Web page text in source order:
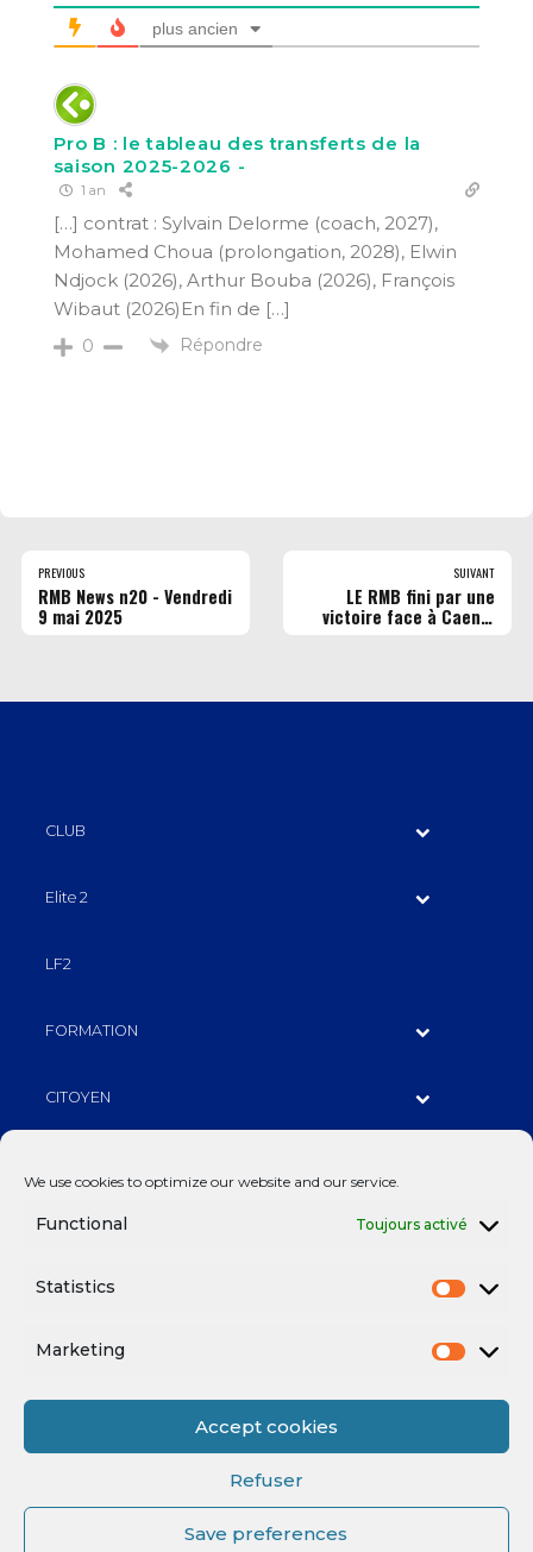
We use cookies to optimize our website and our service.
Functional Toujours activé
Statistics
Marketing
Accept cookies
Refuser
Save preferences
plus ancien
Pro B : le tableau des transferts de la
saison 2025-2026 -
1 an
[…] contrat : Sylvain Delorme (coach, 2027),
Mohamed Choua (prolongation, 2028), Elwin
Ndjock (2026), Arthur Bouba (2026), François
Wibaut (2026)En fin de […]
0 Répondre
PREVIOUS
RMB News n20 - Vendredi
9 mai 2025
SUIVANT
LE RMB fini par une
victoire face à Caen à
CLUB
Elite 2
LF2
FORMATION
CITOYEN
BILLETTERIE
Fan Expérience
Contactez-nous
POSTS RÉCENTS